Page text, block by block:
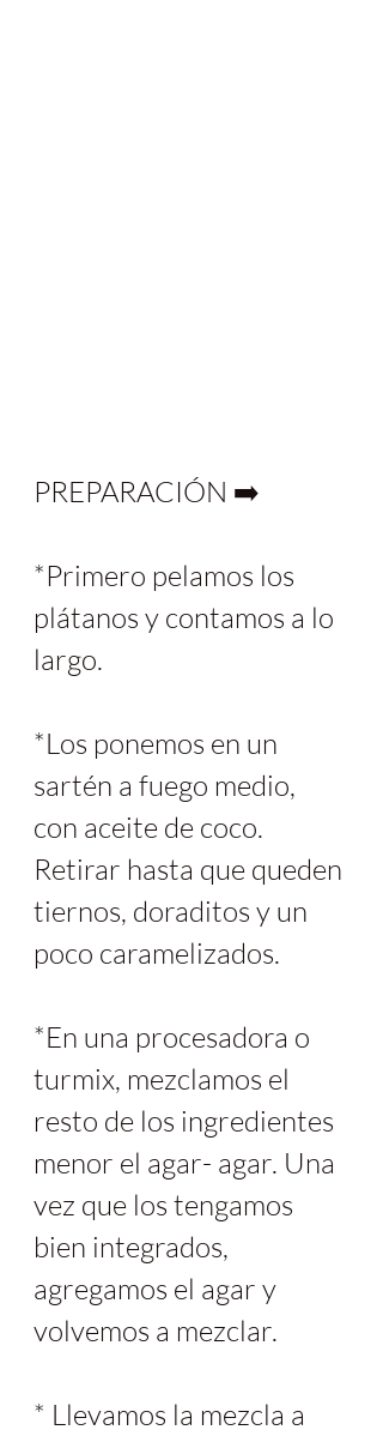
PREPARACIÓN ➡️
*Primero pelamos los
plátanos y contamos a lo
largo.
*Los ponemos en un
sartén a fuego medio,
con aceite de coco.
Retirar hasta que queden
tiernos, doraditos y un
poco caramelizados.
*En una procesadora o
turmix, mezclamos el
resto de los ingredientes
menor el agar- agar. Una
vez que los tengamos
bien integrados,
agregamos el agar y
volvemos a mezclar.
* Llevamos la mezcla a